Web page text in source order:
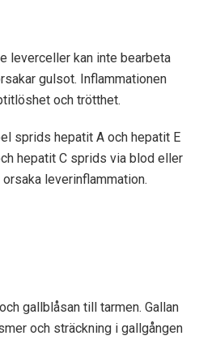
leverceller kan inte bearbeta
gulsot. Inflammationen
och trötthet.
sprids hepatit A och hepatit E
hepatit C sprids via blod eller
leverinflammation.
gallblåsan till tarmen. Gallan
och sträckning i gallgången